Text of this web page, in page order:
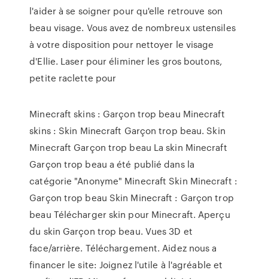
l'aider à se soigner pour qu'elle retrouve son
beau visage. Vous avez de nombreux ustensiles
à votre disposition pour nettoyer le visage
d'Ellie. Laser pour éliminer les gros boutons,
petite raclette pour
Minecraft skins : Garçon trop beau Minecraft
skins : Skin Minecraft Garçon trop beau. Skin
Minecraft Garçon trop beau La skin Minecraft
Garçon trop beau a été publié dans la
catégorie "Anonyme" Minecraft Skin Minecraft :
Garçon trop beau Skin Minecraft : Garçon trop
beau Télécharger skin pour Minecraft. Aperçu
du skin Garçon trop beau. Vues 3D et
face/arrière. Téléchargement. Aidez nous a
financer le site: Joignez l'utile à l'agréable et